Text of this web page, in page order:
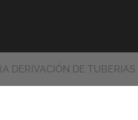
DERIVACIÓN DE TUBERIAS